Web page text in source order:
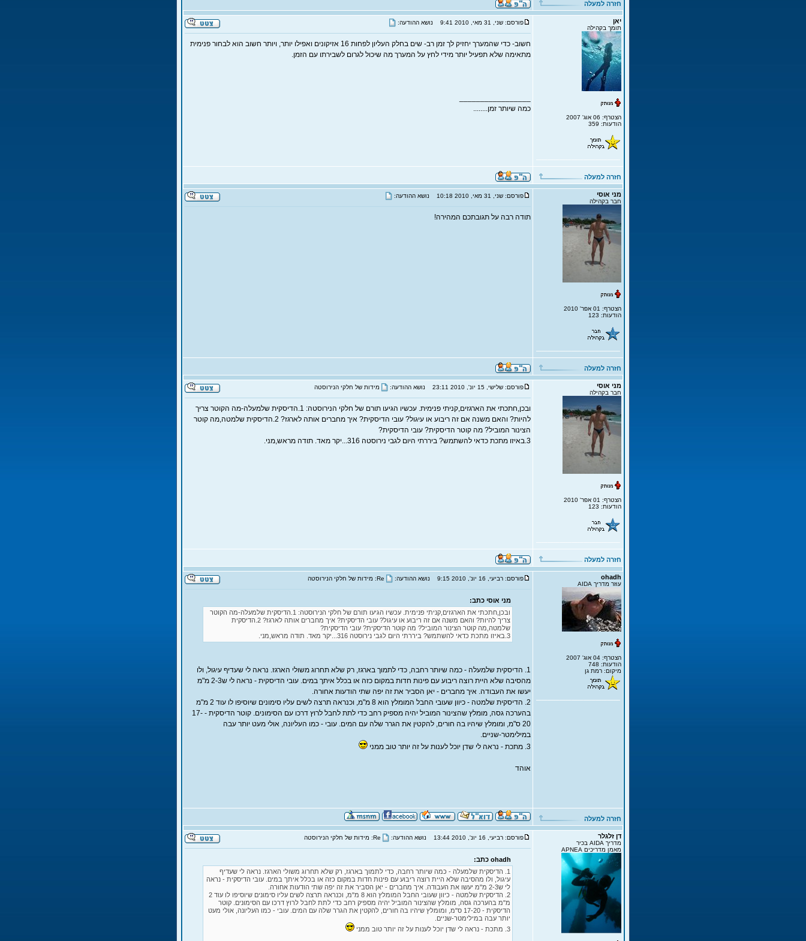
חזרה למעלה
יאן
תומך בקהילה
הצטרף: 06 אוג' 2007
הודעות: 359
פורסם: שני, 31 מאי, 2010 9:41 נושא ההודעה:
חשוב- כדי שהמערך יחזיק לך זמן רב- שים בחלק העליון לפחות 16 אזיקונים ואפילו יותר, ויותר חשוב הוא לבחור פנימית
מתאימה שלא תפעיל יותר מידי לחץ על המערך מה שיכול לגרום לשבירתו עם הזמן.
כמה שיותר זמן........
חזרה למעלה
מני אוסי
חבר בקהילה
הצטרף: 01 אפר' 2010
הודעות: 123
פורסם: שני, 31 מאי, 2010 10:18 נושא ההודעה:
תודה רבה על תגובתכם המהירה!
חזרה למעלה
מני אוסי
חבר בקהילה
הצטרף: 01 אפר' 2010
הודעות: 123
פורסם: שלישי, 15 יונ', 2010 23:11 נושא ההודעה: מידות של חלקי הנירוסטה
ובכן,חתכתי את הארגזים,קניתי פנימית. עכשיו הגיעו תורם של חלקי הנירוסטה: 1.הדיסקית שלמעלה-מה הקוטר צריך
להיות? והאם משנה אם זה ריבוע או עיגול? עובי הדיסקית? איך מחברים אותה לארגז? 2.הדיסקית שלמטה,מה קוטר
הצינור המוביל? מה קוטר הדיסקית? עובי הדיסקית?
3.באיזו מתכת כדאי להשתמש? ביררתי היום לגבי נירוסטה 316...יקר מאד. תודה מראש,מני.
חזרה למעלה
ohadh
עוזר מדריך AIDA
הצטרף: 04 אוג' 2007
הודעות: 748
מיקום: רמת גן
פורסם: רביעי, 16 יונ', 2010 9:15 נושא ההודעה:
מני אוסי כתב:
ובכן,חתכתי את הארגזים,קניתי פנימית. עכשיו הגיעו תורם של חלקי הנירוסטה: 1.הדיסקית שלמעלה-מה הקוטר
צריך להיות? והאם משנה אם זה ריבוע או עיגול? עובי הדיסקית? איך מחברים אותה לארגז? 2.הדיסקית
שלמטה,מה קוטר הצינור המוביל? מה קוטר הדיסקית? עובי הדיסקית?
3.באיזו מתכת כדאי להשתמש? ביררתי היום לגבי נירוסטה 316...יקר מאד. תודה מראש,מני.
1. הדיסקית שלמעלה - כמה שיותר רחבה, כדי לתמוך בארגז, רק שלא תחרוג משולי הארגז. נראה לי שעדיף עיגול, ולו
מהסיבה שלא היית רוצה ריבוע עם פינות חדות במקום כזה או בכלל איתך במים. עובי הדיסקית - נראה לי ש2-3 מ"מ
יעשו את העבודה. איך מחברים - יאן הסביר את זה יפה שתי הודעות אחורה.
2. הדיסקית שלמטה - כיוון שעובי החבל המומלץ הוא 8 מ"מ, וכנראה תרצה לשים עליו סימונים שיוסיפו לו עוד 2 מ"מ
בהערכה גסה, מומלץ שהצינור המוביל יהיה מספיק רחב כדי לתת לחבל לרוץ דרכו עם הסימונים. קוטר הדיסקית - 17-
20 ס"מ, ומומלץ שיהיו בה חורים, להקטין את הגרר שלה עם המים. עובי - כמו העליונה, אולי מעט יותר עבה
במילימטר-שניים.
3. מתכת - נראה לי שדן יוכל לענות על זה יותר טוב ממני
אוהד
חזרה למעלה
דן זלגלר
מדריך AIDA בכיר
מאמן מדריכים APNEA
פורסם: רביעי, 16 יונ', 2010 13:44 נושא ההודעה:
ohadh כתב:
1. הדיסקית שלמעלה - כמה שיותר רחבה, כדי לתמוך בארגז, רק שלא תחרוג משולי הארגז. נראה לי שעדיף
עיגול, ולו מהסיבה שלא היית רוצה ריבוע עם פינות חדות במקום כזה או בכלל איתך במים. עובי הדיסקית - נראה
לי ש2-3 מ"מ יעשו את העבודה. איך מחברים - יאן הסביר את זה יפה שתי הודעות אחורה.
2. הדיסקית שלמטה - כיוון שעובי החבל המומלץ הוא 8 מ"מ, וכנראה תרצה לשים עליו סימונים שיוסיפו לו עוד 2
מ"מ בהערכה גסה, מומלץ שהצינור המוביל יהיה מספיק רחב כדי לתת לחבל לרוץ דרכו עם הסימונים. קוטר
הדיסקית - 17-20 ס"מ, ומומלץ שיהיו בה חורים, להקטין את הגרר שלה עם המים. עובי - כמו העליונה, אולי מעט
יותר עבה במילימטר-שניים.
3. מתכת - נראה לי שדן יוכל לענות על זה יותר טוב ממני